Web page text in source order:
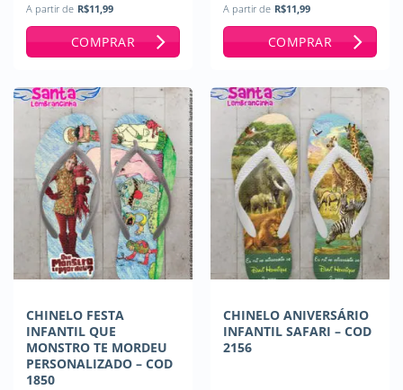
A partir de R$11,99
COMPRAR
A partir de R$11,99
COMPRAR
CHINELO FESTA
INFANTIL QUE
MONSTRO TE MORDEU
PERSONALIZADO – COD
1850
CHINELO ANIVERSÁRIO
INFANTIL SAFARI – COD
2156